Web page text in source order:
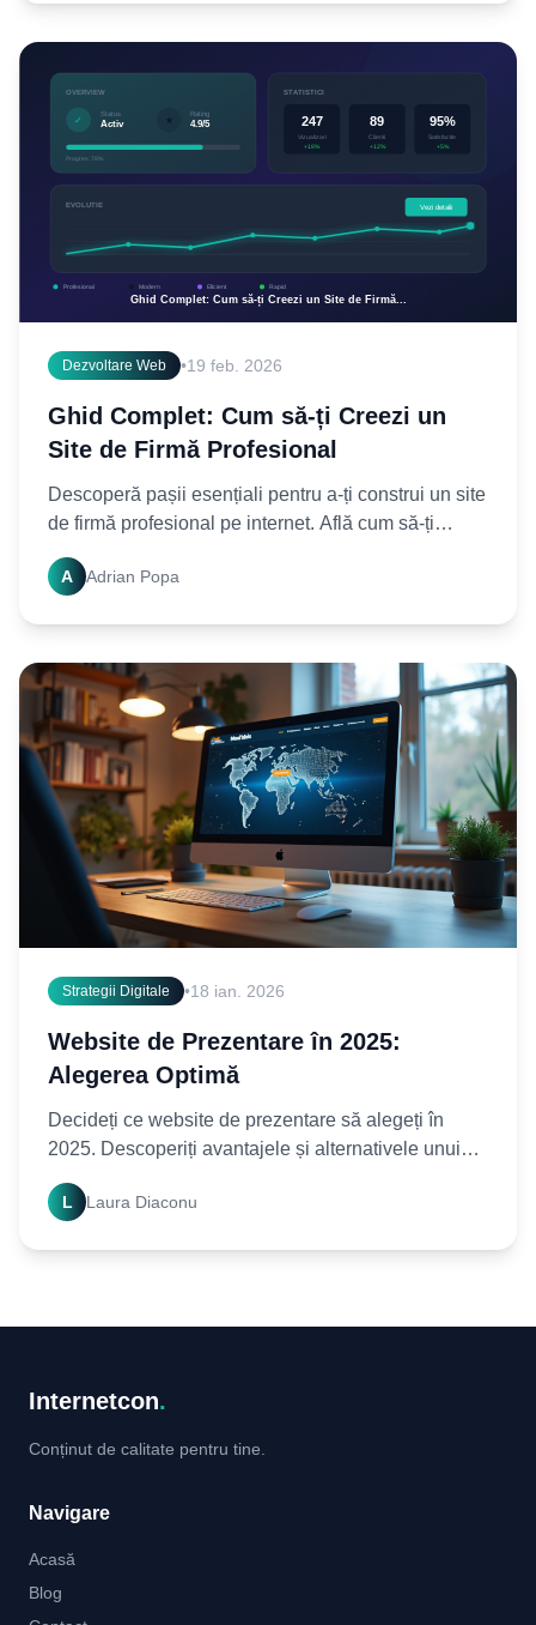
Dezvoltare Web •19 feb. 2026
Ghid Complet: Cum să-ți Creezi un
Site de Firmă Profesional
Descoperă pașii esențiali pentru a-ți construi un site
de firmă profesional pe internet. Află cum să-ți
creezi o prezență online puternică și să atragi mai
A Adrian Popa
Strategii Digitale •18 ian. 2026
Website de Prezentare în 2025:
Alegerea Optimă
Decideți ce website de prezentare să alegeți în
2025. Descoperiți avantajele și alternativele unui
L Laura Diaconu
Internetcon.
Conținut de calitate pentru tine.
Navigare
Acasă
Blog